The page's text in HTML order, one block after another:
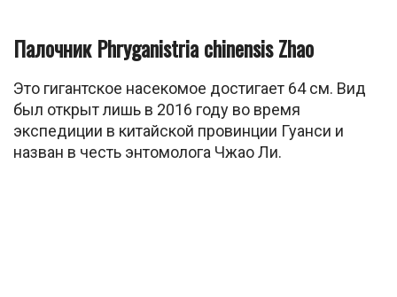
Палочник Phryganistria chinensis Zhao
Это гигантское насекомое достигает 64 см. Вид
был открыт лишь в 2016 году во время
экспедиции в китайской провинции Гуанси и
назван в честь энтомолога Чжао Ли.